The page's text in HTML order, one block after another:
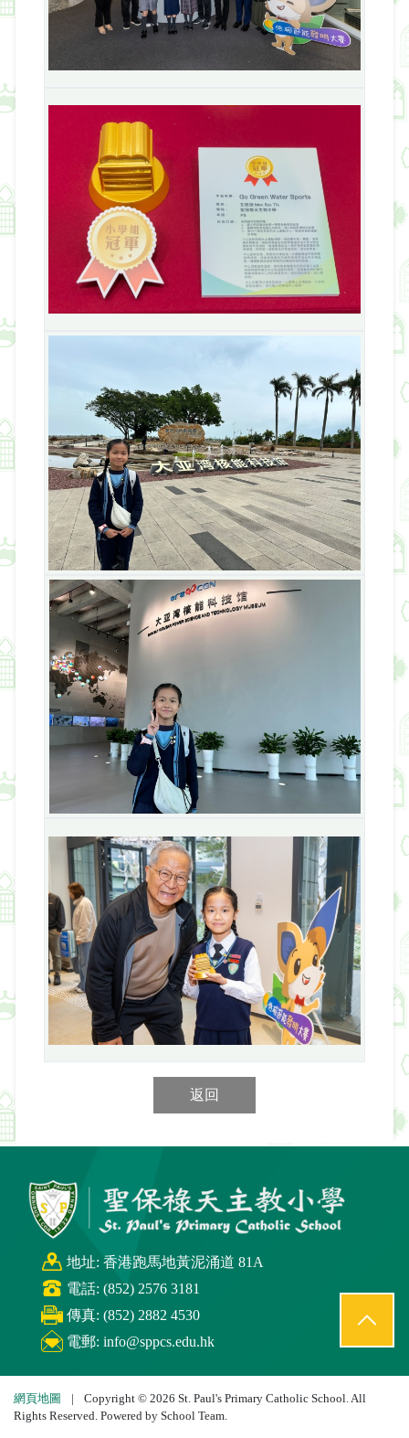
返回
地址: 香港跑馬地黃泥涌道 81A
電話: (852) 2576 3181
傳真: (852) 2882 4530
電郵: info@sppcs.edu.hk
網頁地圖
Copyright © 2026 St. Paul's Primary Catholic School. All
Rights Reserved. Powered by School Team.